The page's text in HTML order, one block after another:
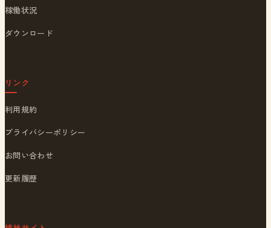
稼働状況
ダウンロード
リンク
利用規約
プライバシーポリシー
お問い合わせ
更新履歴